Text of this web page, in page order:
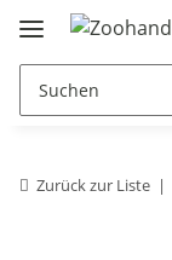
Zurück zur Liste